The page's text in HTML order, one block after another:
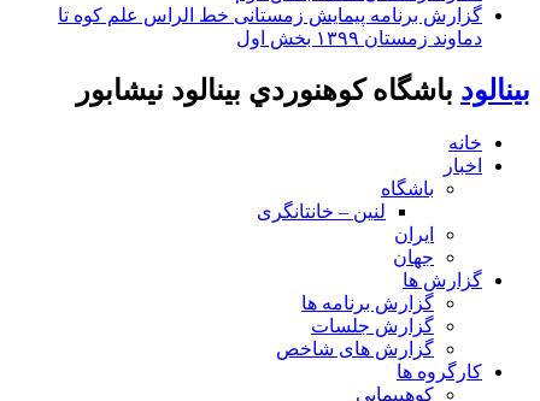
گزارش برنامه پیمایش زمستانی خط الراس علم کوه تا
دماوند زمستان ۱۳۹۹ بخش اول
بينالود باشگاه كوهنوردي بينالود نيشابور
خانه
اخبار
باشگاه
لنین – خانتانگری
ایران
جهان
گزارش ها
گزارش برنامه ها
گزارش جلسات
گزارش های شاخص
کارگروه ها
کوهپیمایی